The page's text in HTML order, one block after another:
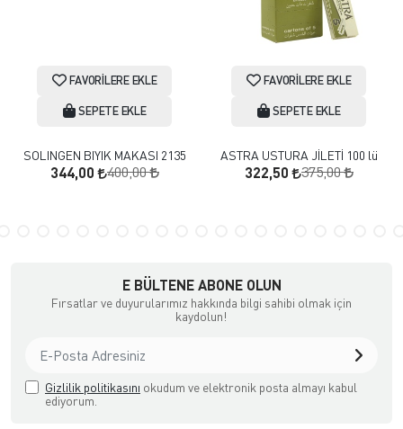
FAVORILERE EKLE
SEPETE EKLE
SOLINGEN BIYIK MAKASI 2135
344,00 400,00
FAVORILERE EKLE
SEPETE EKLE
ASTRA USTURA JİLETİ 100 lü
322,50 375,00
E BÜLTENE ABONE OLUN
Fırsatlar ve duyurularımız hakkında bilgi sahibi olmak için
kaydolun!
Gizlilik politikasını okudum ve elektronik posta almayı kabul
ediyorum.